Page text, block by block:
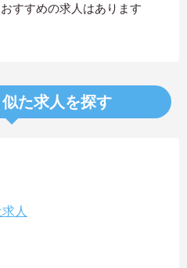
すすめの求人はあります
た求人を探す
人